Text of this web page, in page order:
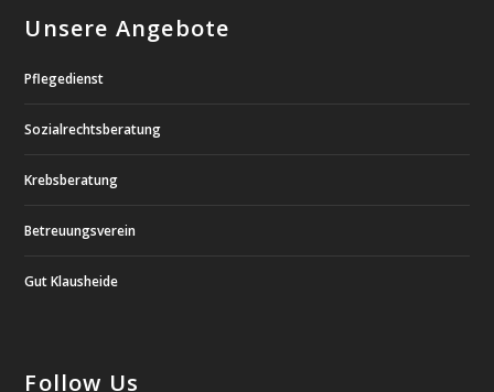
Unsere Angebote
Pflegedienst
Sozialrechtsberatung
Krebsberatung
Betreuungsverein
Gut Klausheide
Follow Us